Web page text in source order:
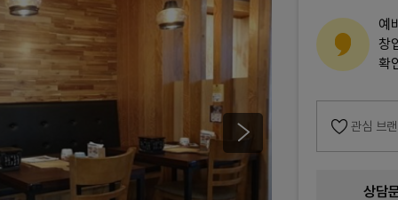
예
창
확
관심 브
상담